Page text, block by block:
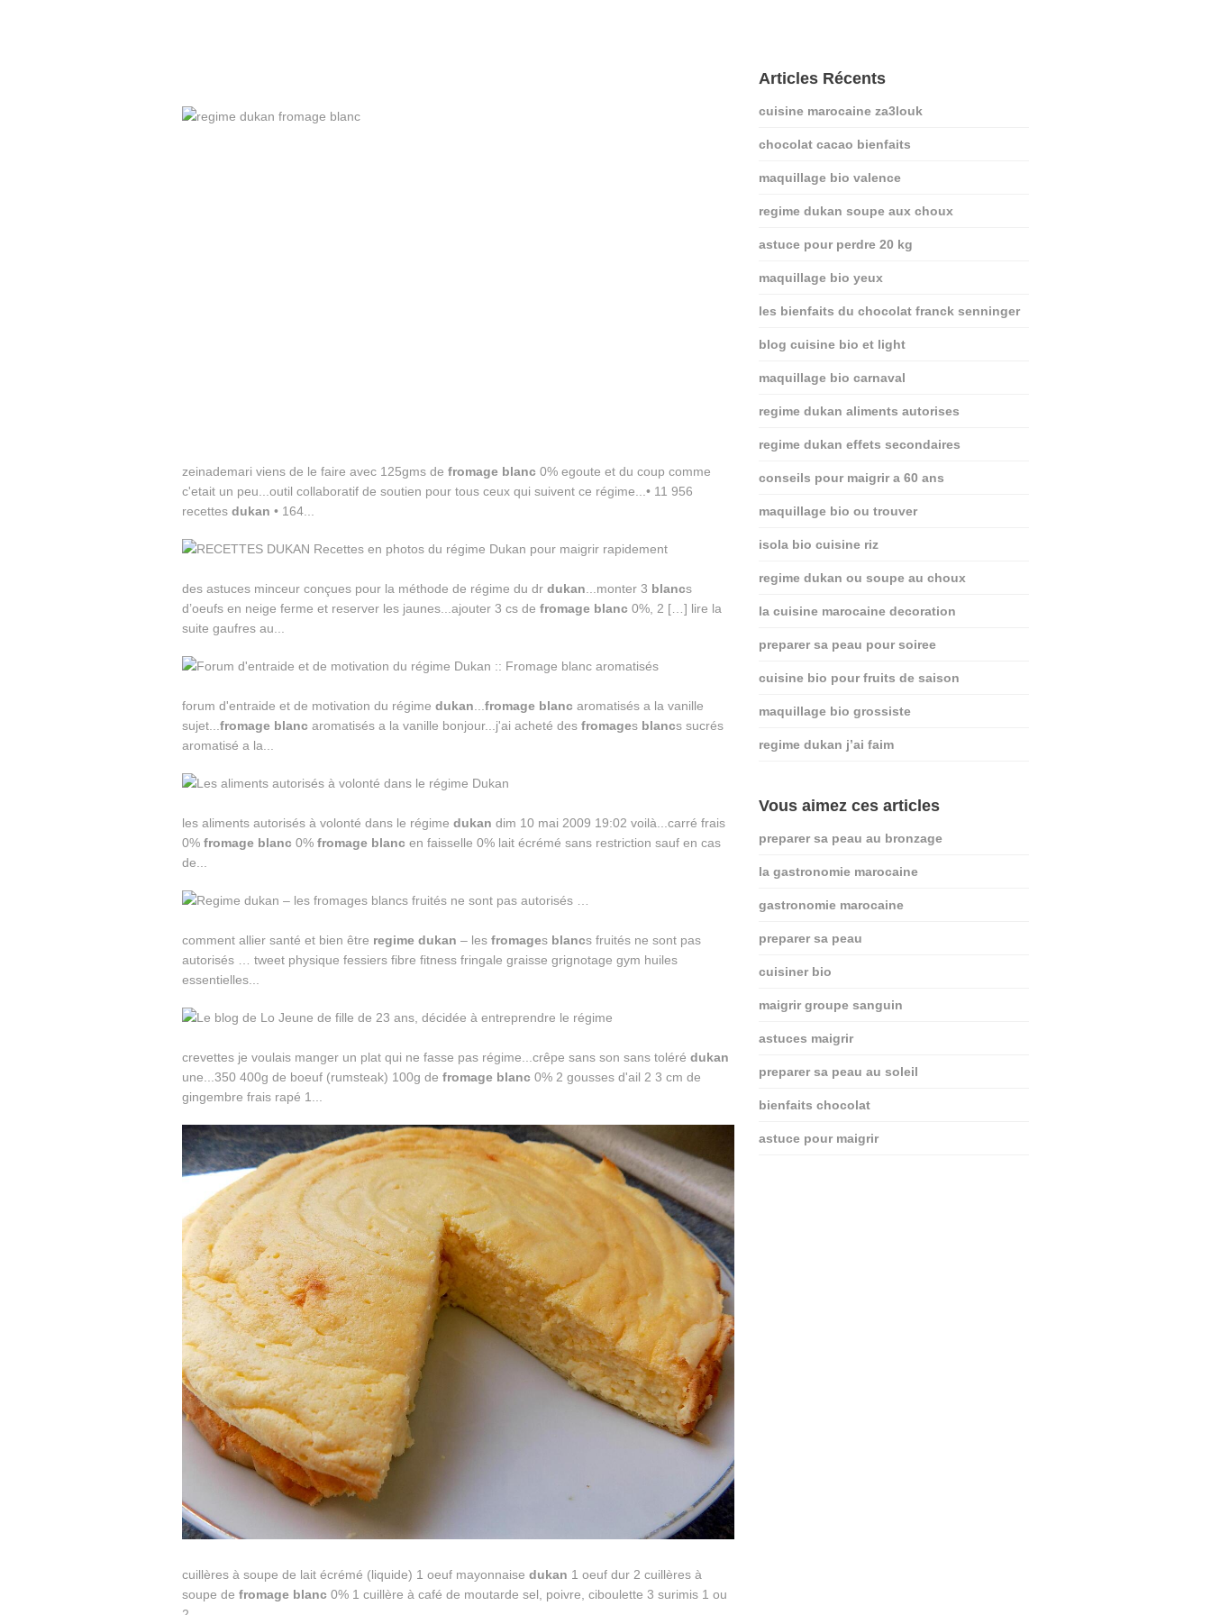
zeinademari viens de le faire avec 125gms de fromage blanc0% egoute et du coup comme
c'etait un peu...outil collaboratif de soutien pour tous ceux qui suivent ce régime...• 11 956
recettes dukan • 164...
des astuces minceur conçues pour la méthode de régime du dr dukan ...monter 3 blancs
d’oeufs en neige ferme et reserver les jaunes...ajouter 3 cs de fromage blanc0%, 2 […] lire la
suite gaufres au...
forum d'entraide et de motivation du régime dukan fromage blancaromatisés a la vanille
sujet... fromage blancaromatisés a la vanille bonjour...j'ai acheté des fromages blancs sucrés
aromatisé a la...
les aliments autorisés à volonté dans le régime dukan dim 10 mai 2009 19:02 voilà...carré frais
0% fromage blanc0% fromage blancen faisselle 0% lait écrémé sans restriction sauf en cas
de...
comment allier santé et bien être regime dukan – les fromages blancs fruités ne sont pas
autorisés … tweet physique fessiers fibre fitness fringale graisse grignotage gym huiles
essentielles...
crevettes je voulais manger un plat qui ne fasse pas régime...crêpe sans son sans toléré dukan
une...350 400g de boeuf (rumsteak) 100g de fromage blanc0% 2 gousses d'ail 2 3 cm de
gingembre frais rapé 1...
cuillères à soupe de lait écrémé (liquide) 1 oeuf mayonnaise dukan 1 oeuf dur 2 cuillères à
soupe de fromage blanc0% 1 cuillère à café de moutarde sel, poivre, ciboulette 3 surimis 1 ou
Articles Récents
cuisine marocaine za3louk
chocolat cacao bienfaits
maquillage bio valence
regime dukan soupe aux choux
astuce pour perdre 20 kg
maquillage bio yeux
les bienfaits du chocolat franck senninger
blog cuisine bio et light
maquillage bio carnaval
regime dukan aliments autorises
regime dukan effets secondaires
conseils pour maigrir a 60 ans
maquillage bio ou trouver
isola bio cuisine riz
regime dukan ou soupe au choux
la cuisine marocaine decoration
preparer sa peau pour soiree
cuisine bio pour fruits de saison
maquillage bio grossiste
regime dukan j’ai faim
Vous aimez ces articles
preparer sa peau au bronzage
la gastronomie marocaine
gastronomie marocaine
preparer sa peau
cuisiner bio
maigrir groupe sanguin
astuces maigrir
preparer sa peau au soleil
bienfaits chocolat
astuce pour maigrir